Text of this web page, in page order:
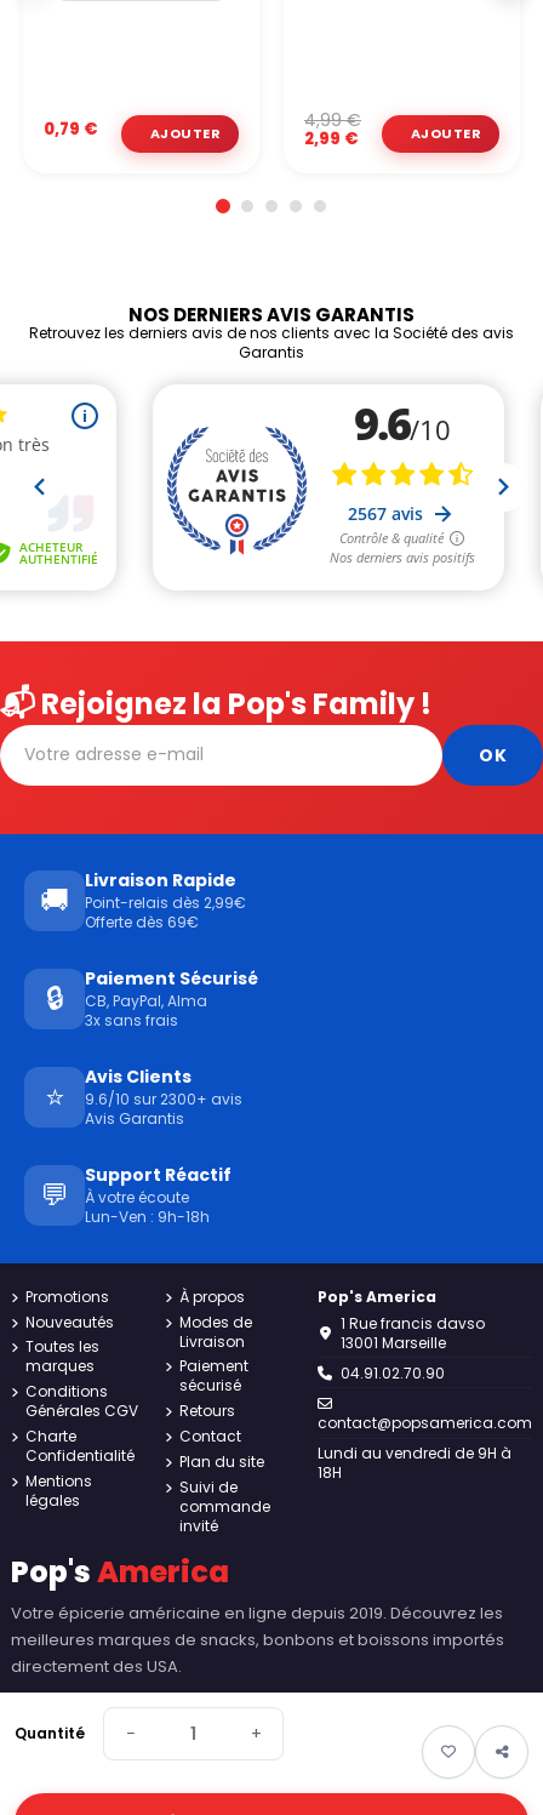
Quantité − +
0,79 € 2,99 €
4,99 €
NOS DERNIERS AVIS GARANTIS
Retrouvez les derniers avis de nos clients avec la Société des avis
Garantis
📬 Rejoignez la Pop's Family !
🚚
Livraison Rapide
Point-relais dès 2,99€
Offerte dès 69€
🔒
Paiement Sécurisé
CB, PayPal, Alma
3x sans frais
⭐
Avis Clients
9.6/10 sur 2300+ avis
Avis Garantis
💬
Support Réactif
À votre écoute
Lun-Ven : 9h-18h
Promotions
Nouveautés
Toutes les
marques
Conditions
Générales CGV
Charte
Confidentialité
Mentions
légales
À propos
Modes de
Livraison
Paiement
sécurisé
Retours
Contact
Plan du site
Suivi de
commande
invité
Pop's America
1 Rue francis davso
13001 Marseille
04.91.02.70.90
contact@popsamerica.com
Lundi au vendredi de 9H à
18H
Pop'sAmerica
Votre épicerie américaine en ligne depuis 2019. Découvrez les
meilleures marques de snacks, bonbons et boissons importés
directement des USA.